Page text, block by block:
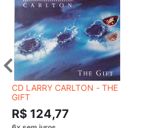
CD LARRY CARLTON - THE
GIFT
R$ 124,77